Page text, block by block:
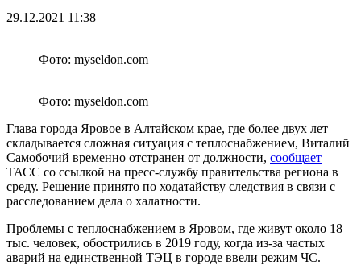
29.12.2021 11:38
Фото: myseldon.com
Фото: myseldon.com
Глава города Яровое в Алтайском крае, где более двух лет
складывается сложная ситуация с теплоснабжением, Виталий
Самобочий временно отстранен от должности, сообщает
ТАСС со ссылкой на пресс-службу правительства региона в
среду. Решение принято по ходатайству следствия в связи с
расследованием дела о халатности.
Проблемы с теплоснабжением в Яровом, где живут около 18
тыс. человек, обострились в 2019 году, когда из-за частых
аварий на единственной ТЭЦ в городе ввели режим ЧС.